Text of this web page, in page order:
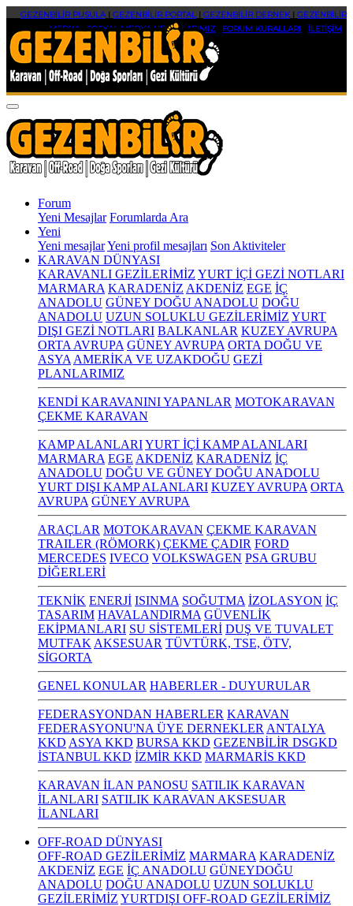
GEZENBİLİR PUSULA| GEZENBİLİR PORTAL| GEZENBİLİR DERNEK| GEZENBİLİR
MEDYA|SOSYAL MEDYA HESAPLARIMIZ FORUM KURALLARI İLETİŞİM
Forum
Yeni Mesajlar Forumlarda Ara
Yeni
Yeni mesajlarYeni profil mesajları Son Aktiviteler
KARAVAN DÜNYASI
KARAVANLI GEZİLERİMİZ YURT İÇİ GEZİ NOTLARI
MARMARA KARADENİZ AKDENİZ EGE İÇ
ANADOLU GÜNEY DOĞU ANADOLU DOĞU
ANADOLU UZUN SOLUKLU GEZİLERİMİZ YURT
DIŞI GEZİ NOTLARI BALKANLAR KUZEY AVRUPA
ORTA AVRUPA GÜNEY AVRUPA ORTA DOĞU VE
ASYA AMERİKA VE UZAKDOĞU GEZİ
PLANLARIMIZ
KENDİ KARAVANINI YAPANLAR MOTOKARAVAN
ÇEKME KARAVAN
KAMP ALANLARIYURT İÇİ KAMP ALANLARI
MARMARA EGE AKDENİZ KARADENİZ İÇ
ANADOLU DOĞU VE GÜNEY DOĞU ANADOLU
YURT DIŞI KAMP ALANLARI KUZEY AVRUPA ORTA
AVRUPA GÜNEY AVRUPA
ARAÇLAR MOTOKARAVAN ÇEKME KARAVAN
TRAILER (RÖMORK) ÇEKME ÇADIR FORD
MERCEDES IVECO VOLKSWAGEN PSA GRUBU
DİĞERLERİ
TEKNİK ENERJİ ISINMA SOĞUTMA İZOLASYON İÇ
TASARIM HAVALANDIRMA GÜVENLİK
EKİPMANLARI SU SİSTEMLERİ DUŞ VE TUVALET
MUTFAK AKSESUAR TÜVTÜRK, TSE, ÖTV,
SİGORTA
GENEL KONULAR HABERLER - DUYURULAR
FEDERASYONDAN HABERLER KARAVAN
FEDERASYONU'NA ÜYE DERNEKLER ANTALYA
KKD ASYA KKD BURSA KKD GEZENBİLİR DSGKD
İSTANBUL KKD İZMİR KKD MARMARİS KKD
KARAVAN İLAN PANOSU SATILIK KARAVAN
İLANLARI SATILIK KARAVAN AKSESUAR
İLANLARI
OFF-ROAD DÜNYASI
OFF-ROAD GEZİLERİMİZ MARMARA KARADENİZ
AKDENİZ EGE İÇ ANADOLU GÜNEYDOĞU
ANADOLU DOĞU ANADOLU UZUN SOLUKLU
GEZİLERİMİZ YURTDIŞI OFF-ROAD GEZİLERİMİZ